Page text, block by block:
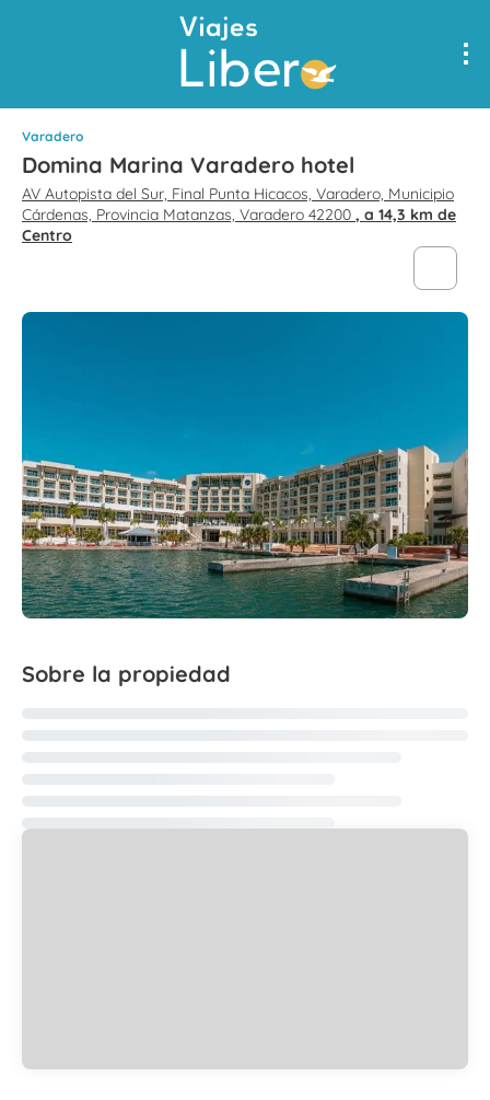
Varadero
Domina Marina Varadero hotel
AV Autopista del Sur, Final Punta Hicacos, Varadero, Municipio
Cárdenas, Provincia Matanzas, Varadero 42200 , a 14,3 km de
Centro
Sobre la propiedad